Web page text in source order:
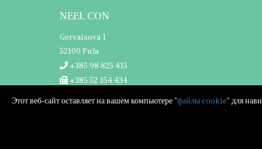
NEEL CON
Gervaisova 1
52100 Pula
+385 98 825 415
+385 52 354 434
Этот веб-сайт оставляет на вашем компьютере "файлы cookie" для